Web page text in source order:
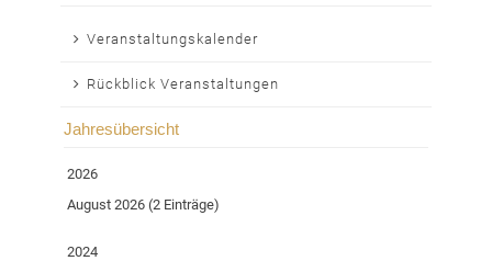
Navigation
Veranstaltungskalender
Rückblick Veranstaltungen
Jahresübersicht
2026
August 2026 (2 Einträge)
2024